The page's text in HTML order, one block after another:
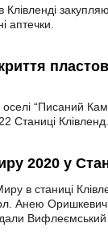
Клівлендi
аптечки.
“Писаний
Станиці Клівленд.
2020 у
в станиці
Анею